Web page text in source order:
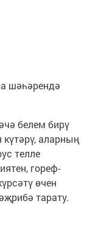
шәһәрендә
белем бирү
аларның
телле
гореф-
өчен
тарату.